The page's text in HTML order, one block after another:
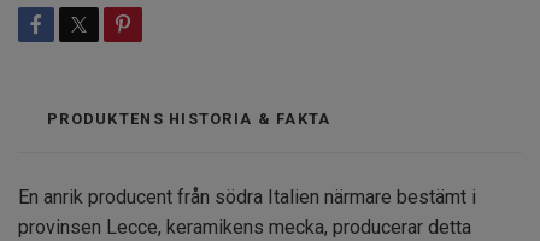
PRODUKTENS HISTORIA & FAKTA
En anrik producent från södra Italien närmare bestämt i
provinsen Lecce, keramikens mecka, producerar detta